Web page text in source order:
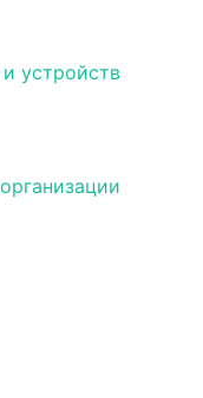
устройств